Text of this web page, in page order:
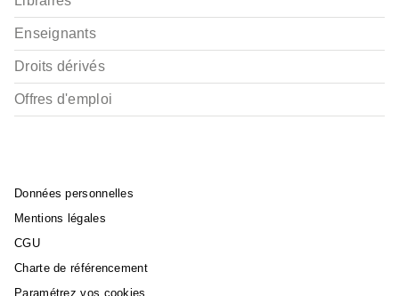
Enseignants
Droits dérivés
Offres d'emploi
Données personnelles
Mentions légales
CGU
Charte de référencement
Paramétrez vos cookies